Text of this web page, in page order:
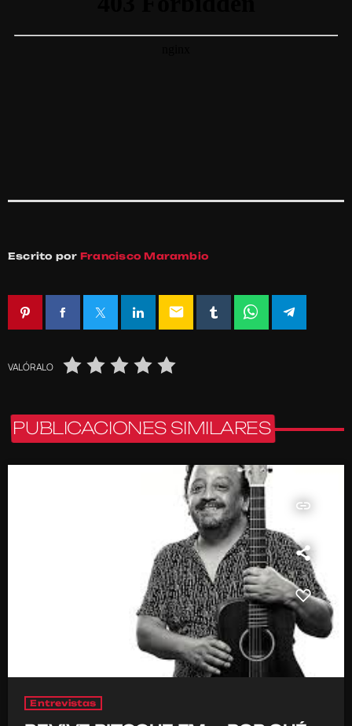
Escrito por Francisco Marambio
email
VALÓRALO
PUBLICACIONES SIMILARES
insert_link
Entrevistas